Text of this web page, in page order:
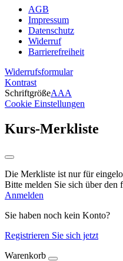
AGB
Impressum
Datenschutz
Widerruf
Barrierefreiheit
Widerrufsformular
Kontrast
SchriftgrößeAAA
Cookie Einstellungen
Kurs-Merkliste
Die Merkliste ist nur für
Bitte melden Sie sich über den
Anmelden
Sie haben noch kein Konto?
Registrieren Sie sich jetzt
Warenkorb